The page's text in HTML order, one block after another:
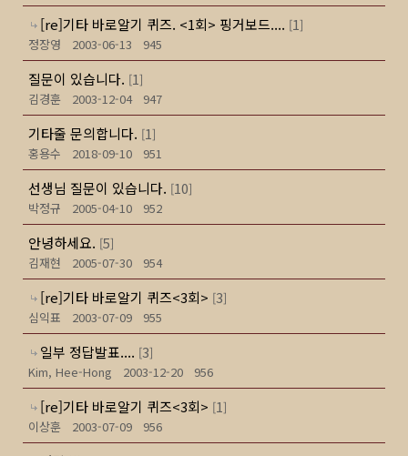
[re]기타 바로알기 퀴즈. <1회> 핑거보드.... [1]
정장영
2003-06-13 945
질문이 있습니다. [1]
김경훈
2003-12-04 947
기타줄 문의합니다. [1]
홍용수
2018-09-10 951
선생님 질문이 있습니다. [10]
박정규
2005-04-10 952
안녕하세요. [5]
김재현
2005-07-30 954
[re]기타 바로알기 퀴즈<3회> [3]
심익표
2003-07-09 955
일부 정답발표.... [3]
Kim, Hee-Hong
2003-12-20 956
[re]기타 바로알기 퀴즈<3회> [1]
이상훈
2003-07-09 956